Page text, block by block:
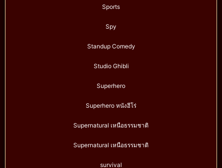
Sports
Spy
Standup Comedy
Studio Ghibli
Superhero
Superhero หนังฮีโร่
Supernatural เหนือธรรมชาติ
Supernatural เหนือธรรมชาติ
survival